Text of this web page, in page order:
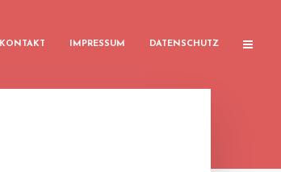
KONTAKT IMPRESSUM DATENSCHUTZ